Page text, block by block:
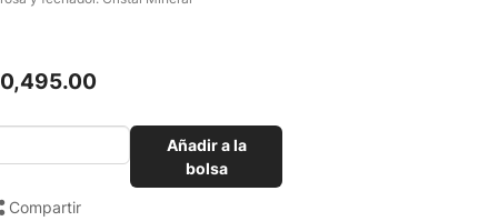
Añadir a la
bolsa
Compartir